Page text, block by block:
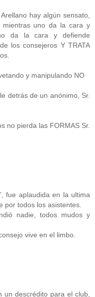
hay algún sensato,
uno da la cara y
da la cara y defiende
los consejeros Y TRATA
y manipulando NO
detrás de un anónimo, Sr.
no pierda las FORMAS Sr.
fue aplaudida en la ultima
por todos los asistentes.
nadie, todos mudos y
vive en el limbo.
un descrédito para el club,